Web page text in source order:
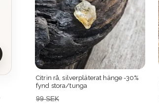
Brun Aragonit, stora trumlade -30%
fynd sprickor
49 SEK